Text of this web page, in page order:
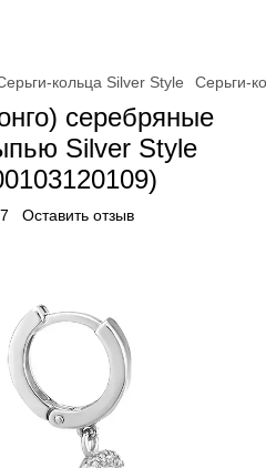
кольца Silver Style Серьги-
серебряные
Silver Style
Оставить отзыв